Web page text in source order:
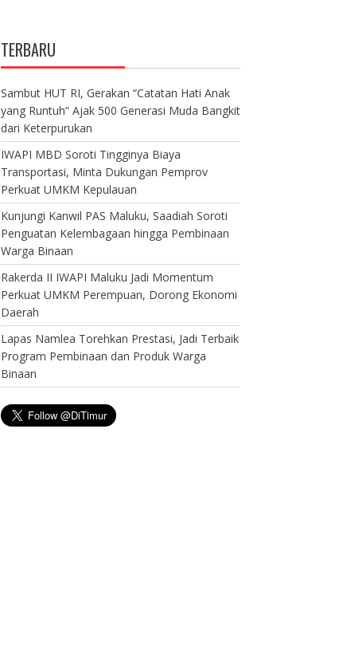
TERBARU
Sambut HUT RI, Gerakan “Catatan Hati Anak
yang Runtuh” Ajak 500 Generasi Muda Bangkit
dari Keterpurukan
IWAPI MBD Soroti Tingginya Biaya
Transportasi, Minta Dukungan Pemprov
Perkuat UMKM Kepulauan
Kunjungi Kanwil PAS Maluku, Saadiah Soroti
Penguatan Kelembagaan hingga Pembinaan
Warga Binaan
Rakerda II IWAPI Maluku Jadi Momentum
Perkuat UMKM Perempuan, Dorong Ekonomi
Daerah
Lapas Namlea Torehkan Prestasi, Jadi Terbaik
Program Pembinaan dan Produk Warga
Binaan